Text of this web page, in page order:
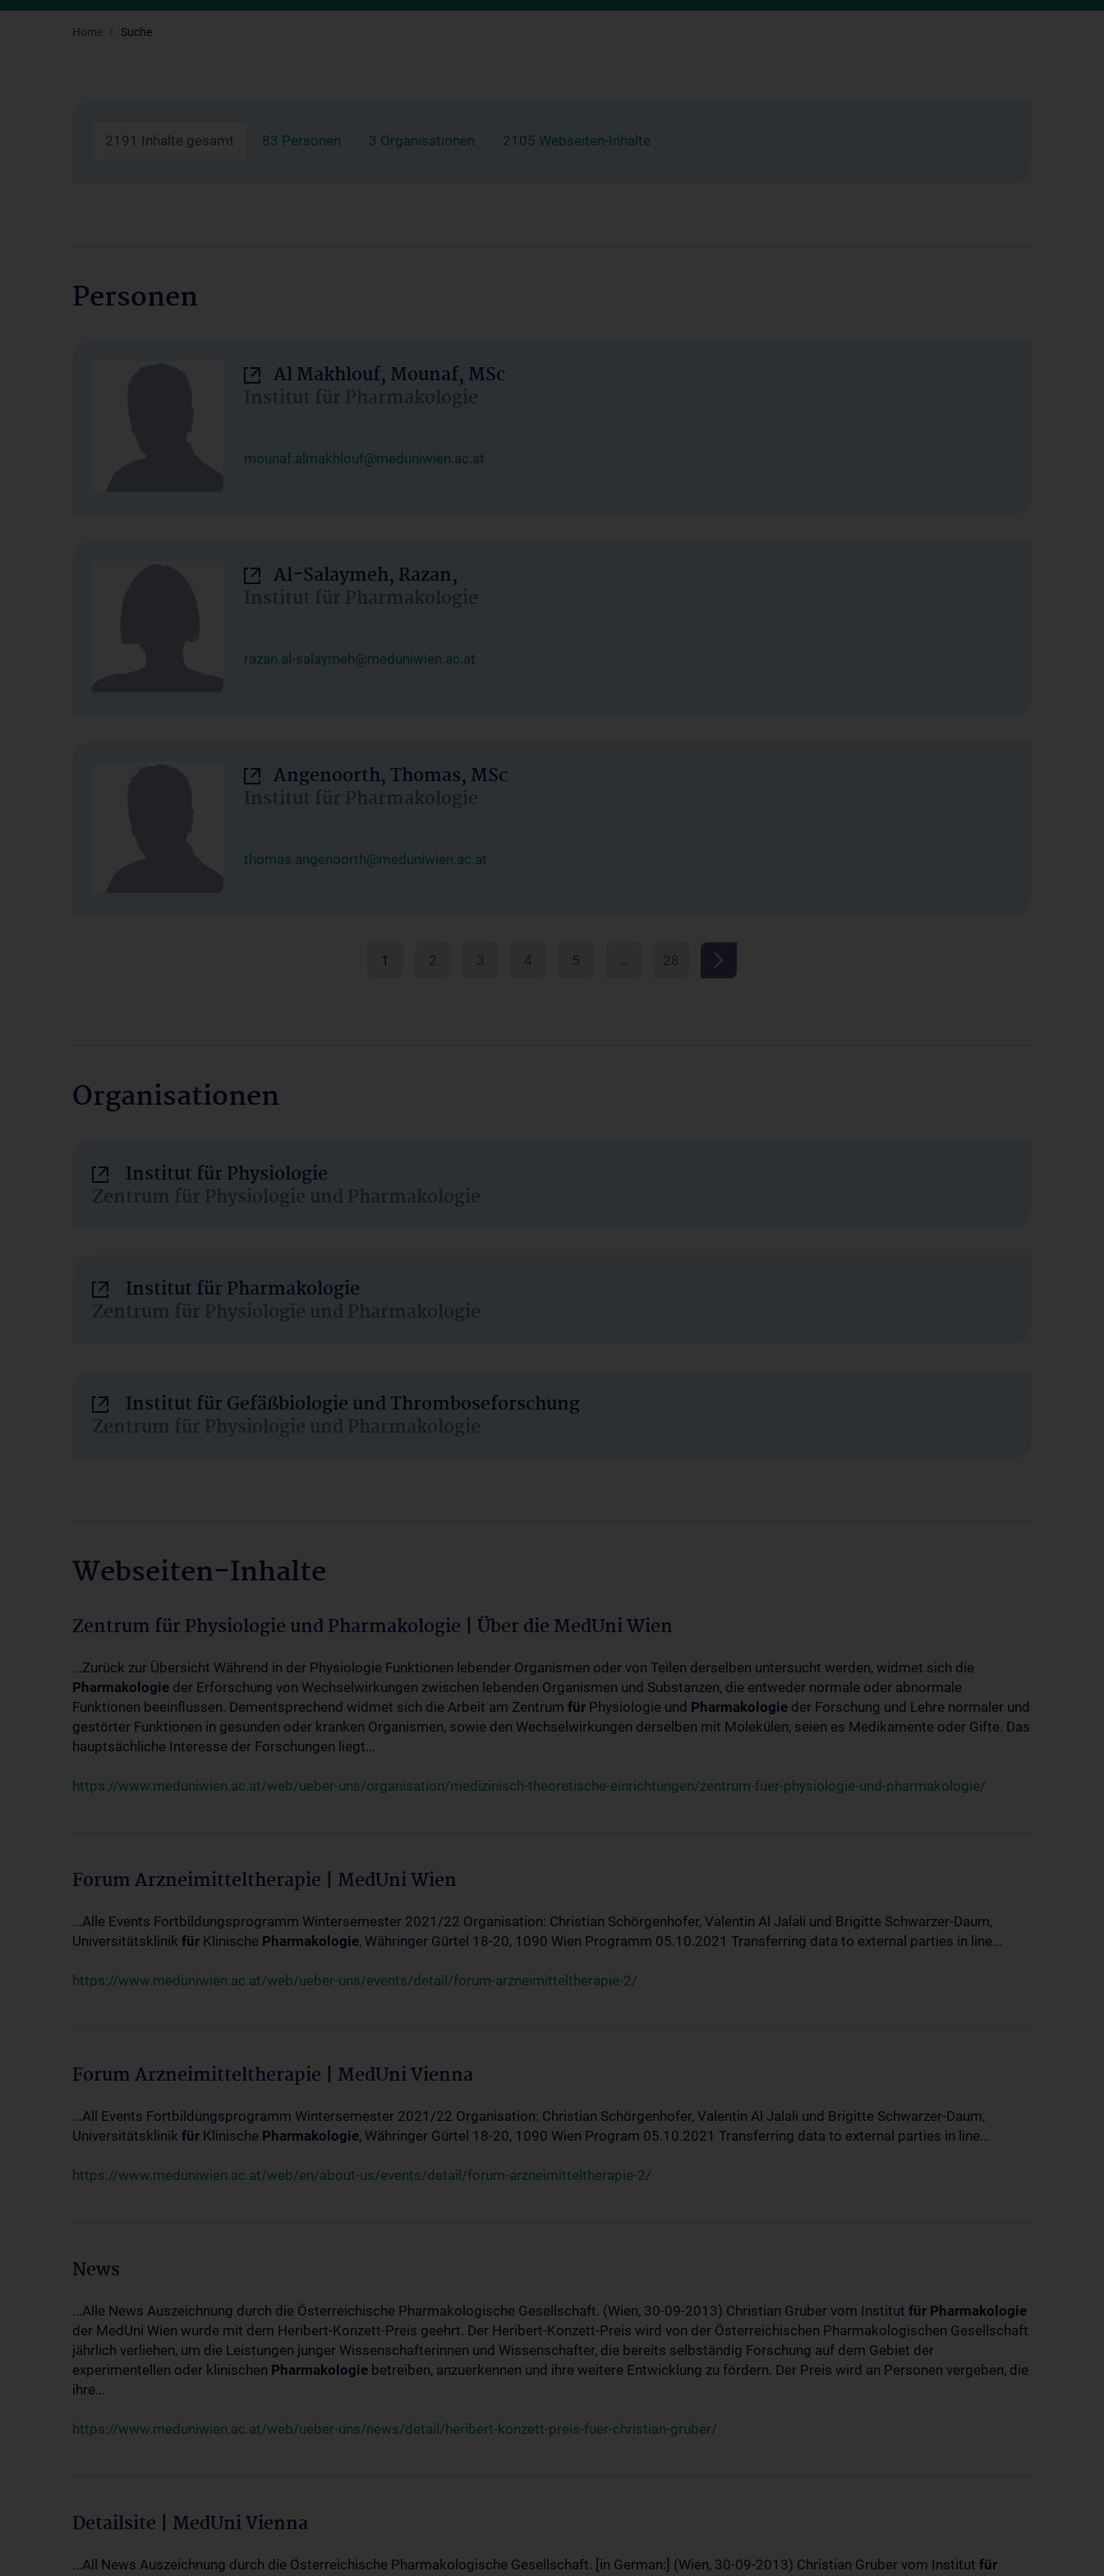
Home Suche
2191 Inhalte gesamt 83 Personen 3 Organisationen 2105 Webseiten-Inhalte
Personen
Al Makhlouf, Mounaf, MSc
Institut für Pharmakologie
mounaf.almakhlouf@meduniwien.ac.at
Al-Salaymeh, Razan,
Institut für Pharmakologie
razan.al-salaymeh@meduniwien.ac.at
Angenoorth, Thomas, MSc
Institut für Pharmakologie
thomas.angenoorth@meduniwien.ac.at
1 2 3 4 5 … 28
Organisationen
Institut für Physiologie
Zentrum für Physiologie und Pharmakologie
Institut für Pharmakologie
Zentrum für Physiologie und Pharmakologie
Institut für Gefäßbiologie und Thromboseforschung
Zentrum für Physiologie und Pharmakologie
Webseiten-Inhalte
Zentrum für Physiologie und Pharmakologie | Über die MedUni Wien
...Zurück zur Übersicht Während in der Physiologie Funktionen lebender Organismen oder von Teilen derselben untersucht werden, widmet sich die
Pharmakologie der Erforschung von Wechselwirkungen zwischen lebenden Organismen und Substanzen, die entweder normale oder abnormale
Funktionen beeinflussen. Dementsprechend widmet sich die Arbeit am Zentrum für Physiologie und Pharmakologie der Forschung und Lehre normaler und
gestörter Funktionen in gesunden oder kranken Organismen, sowie den Wechselwirkungen derselben mit Molekülen, seien es Medikamente oder Gifte. Das
hauptsächliche Interesse der Forschungen liegt...
https://www.meduniwien.ac.at/web/ueber-uns/organisation/medizinisch-theoretische-einrichtungen/zentrum-fuer-physiologie-und-pharmakologie/
Forum Arzneimitteltherapie | MedUni Wien
...Alle Events Fortbildungsprogramm Wintersemester 2021/22 Organisation: Christian Schörgenhofer, Valentin Al Jalali und Brigitte Schwarzer-Daum,
Universitätsklinik für Klinische Pharmakologie, Währinger Gürtel 18-20, 1090 Wien Programm 05.10.2021 Transferring data to external parties in line...
https://www.meduniwien.ac.at/web/ueber-uns/events/detail/forum-arzneimitteltherapie-2/
Forum Arzneimitteltherapie | MedUni Vienna
...All Events Fortbildungsprogramm Wintersemester 2021/22 Organisation: Christian Schörgenhofer, Valentin Al Jalali und Brigitte Schwarzer-Daum,
Universitätsklinik für Klinische Pharmakologie, Währinger Gürtel 18-20, 1090 Wien Program 05.10.2021 Transferring data to external parties in line...
https://www.meduniwien.ac.at/web/en/about-us/events/detail/forum-arzneimitteltherapie-2/
News
...Alle News Auszeichnung durch die Österreichische Pharmakologische Gesellschaft. (Wien, 30-09-2013) Christian Gruber vom Institut für Pharmakologie
der MedUni Wien wurde mit dem Heribert-Konzett-Preis geehrt. Der Heribert-Konzett-Preis wird von der Österreichischen Pharmakologischen Gesellschaft
jährlich verliehen, um die Leistungen junger Wissenschafterinnen und Wissenschafter, die bereits selbständig Forschung auf dem Gebiet der
experimentellen oder klinischen Pharmakologie betreiben, anzuerkennen und ihre weitere Entwicklung zu fördern. Der Preis wird an Personen vergeben, die
ihre...
https://www.meduniwien.ac.at/web/ueber-uns/news/detail/heribert-konzett-preis-fuer-christian-gruber/
Detailsite | MedUni Vienna
...All News Auszeichnung durch die Österreichische Pharmakologische Gesellschaft. [in German:] (Wien, 30-09-2013) Christian Gruber vom Institut für